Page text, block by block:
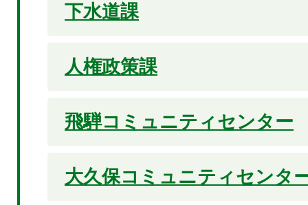
下水道課
人権政策課
飛騨コミュニティセンター
大久保コミュニティセンタ